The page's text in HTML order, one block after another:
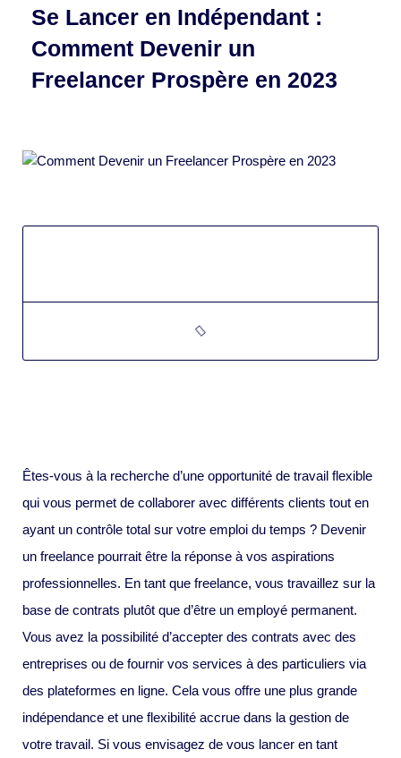
Se Lancer en Indépendant :
Comment Devenir un
Freelancer Prospère en 2023
Êtes-vous à la recherche d’une opportunité de travail flexible
qui vous permet de collaborer avec différents clients tout en
ayant un contrôle total sur votre emploi du temps ? Devenir
un freelance pourrait être la réponse à vos aspirations
professionnelles. En tant que freelance, vous travaillez sur la
base de contrats plutôt que d’être un employé permanent.
Vous avez la possibilité d’accepter des contrats avec des
entreprises ou de fournir vos services à des particuliers via
des plateformes en ligne. Cela vous offre une plus grande
indépendance et une flexibilité accrue dans la gestion de
votre travail. Si vous envisagez de vous lancer en tant